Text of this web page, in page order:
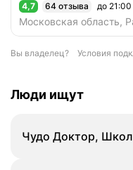
Рейтинг 4,7 из 5
4,7 64 отзыва до 21:00
Вы владелец? Условия
Люди ищут
Чудо Доктор,